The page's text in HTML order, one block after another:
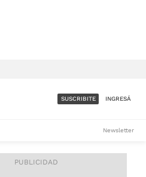
FULL - $1.800/MES
SUSCRIBITE INGRESÁ
Newsletter